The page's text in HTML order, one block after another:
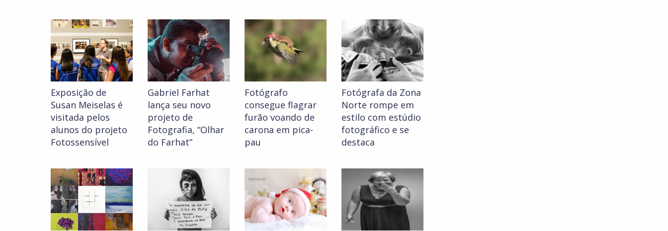
Exposição de
Susan Meiselas é
visitada pelos
alunos do projeto
Fotossensível
Gabriel Farhat
lança seu novo
projeto de
Fotografia, “Olhar
do Farhat”
Fotógrafo
consegue flagrar
furão voando de
carona em pica-
pau
Fotógrafa da Zona
Norte rompe em
estilo com estúdio
fotográfico e se
destaca